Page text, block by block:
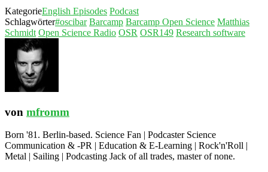
KategorieEnglish Episodes Podcast
Schlagwörter#oscibar Barcamp Barcamp Open Science Matthias
Schmidt Open Science Radio OSR OSR149 Research software
von mfromm
Born '81. Berlin-based. Science Fan | Podcaster Science
Communication & -PR | Education & E-Learning | Rock'n'Roll |
Metal | Sailing | Podcasting Jack of all trades, master of none.